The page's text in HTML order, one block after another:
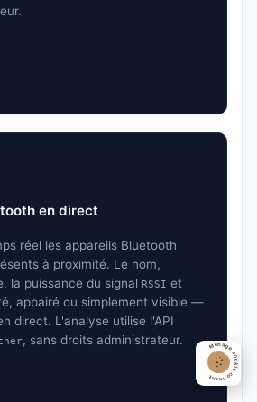
en direct
réel les appareils Bluetooth
à proximité. Le nom,
la puissance du signal RSSI et
appairé ou simplement visible —
direct. L'analyse utilise l'API
, sans droits administrateur.
Manage cookie consent